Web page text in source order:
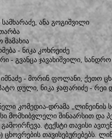
ანა გოგიშვილი
შამახია
- ნიკა კოხრეიძე
- გვანცა ჯავახიშვილი,
- მორინ ფოლანი, ქეთო
დული, ნიკა ჯაფარიძე - რეი
კომედია-დრამა
მომხიბვლელი შინაარსით და
ტექსტი თავისი
თავისებურებებს.